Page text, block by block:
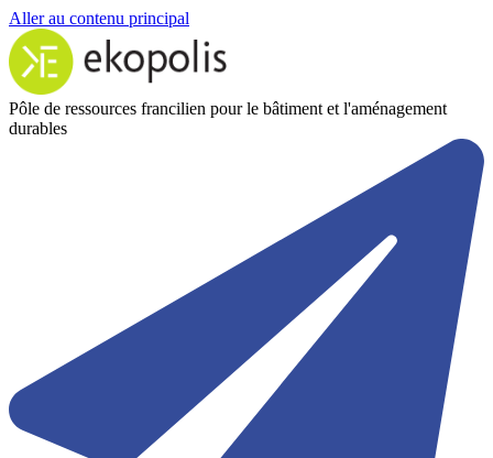
Aller au contenu principal
Pôle de ressources francilien pour le bâtiment et l'aménagement
durables